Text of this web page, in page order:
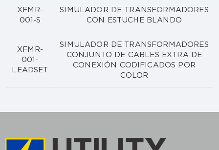
XFMR-
001-S
SIMULADOR DE TRANSFORMADORES
CON ESTUCHE BLANDO
XFMR-
001-
LEADSET
SIMULADOR DE TRANSFORMADORES
CONJUNTO DE CABLES EXTRA DE
CONEXIÓN CODIFICADOS POR
COLOR